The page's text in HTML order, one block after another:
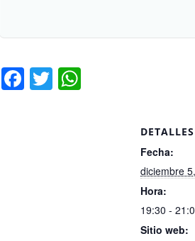
F
a
T
wi
DETALLES
Fecha:
diciembre
Hora:
19:30 -
Sitio web: